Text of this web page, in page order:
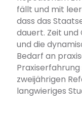
fällt und mit
dass das
dauert. Zeit
und die
Bedarf an
zweijährigen
langwieriges